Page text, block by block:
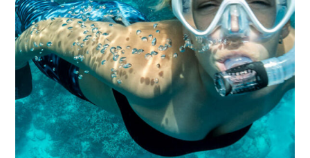
Coral Reefs
DIVING SNORKELING